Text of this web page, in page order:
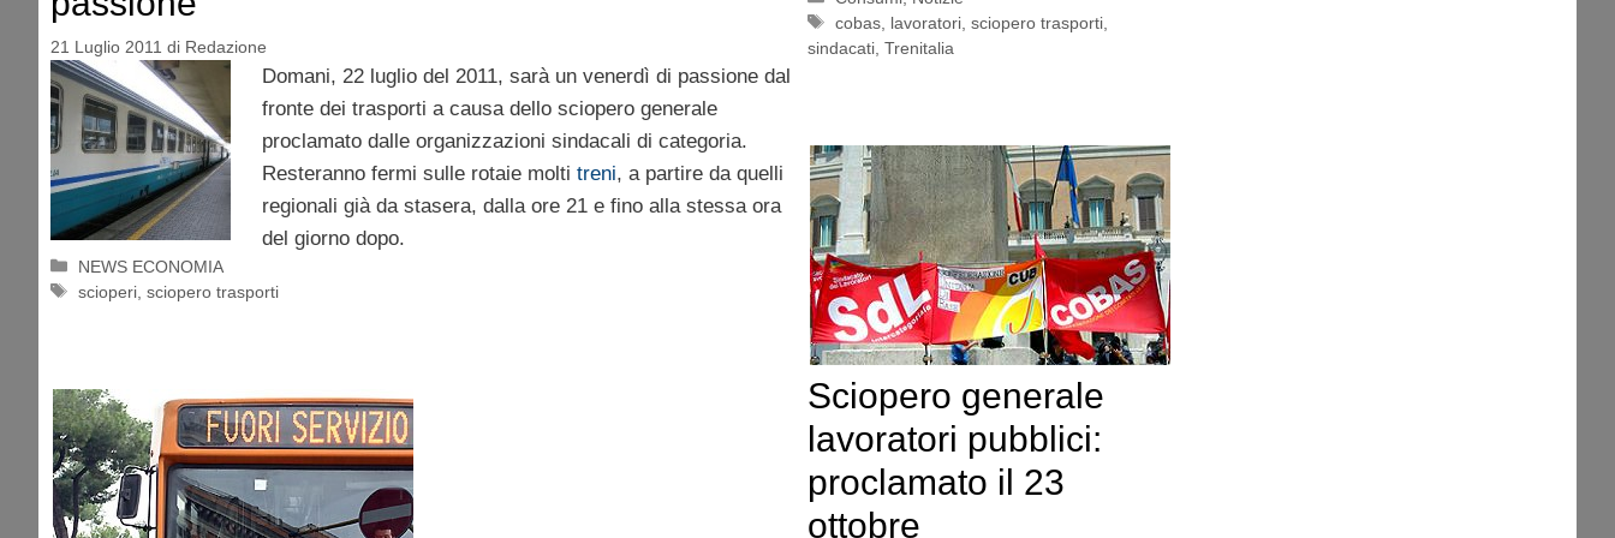
21 Luglio 2011 di Redazione
Domani, 22 luglio del 2011, sarà un venerdì di passione dal
fronte dei trasporti a causa dello sciopero generale
proclamato dalle organizzazioni sindacali di categoria.
Resteranno fermi sulle rotaie molti treni, a partire da quelli
regionali già da stasera, dalla ore 21 e fino alla stessa ora
del giorno dopo.
Categorie
NEWS ECONOMIA
Tag
scioperi ,sciopero trasporti
Tag
cobas lavoratori ,sciopero trasporti
sindacati, Trenitalia
Sciopero generale
lavoratori pubblici:
proclamato il 23
ottobre